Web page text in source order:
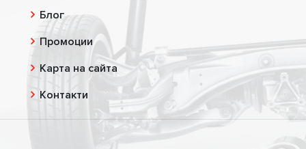
Блог
Промоции
Карта на сайта
Контакти